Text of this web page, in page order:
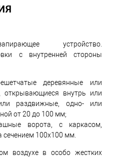
устройство.
с внутренней стороны
деревянные или
открывающиеся внутрь или
раздвижные, одно- или
от 20 до 100 мм;
ворота, с каркасом,
сечением 100х100 мм.
воздухе в особо жестких